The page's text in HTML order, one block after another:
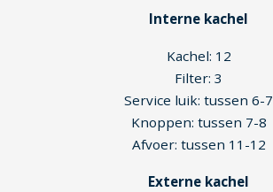
Interne kachel
Kachel: 12
Filter: 3
Service luik: tussen 6-7
Knoppen: tussen 7-8
Afvoer: tussen 11-12
Externe kachel